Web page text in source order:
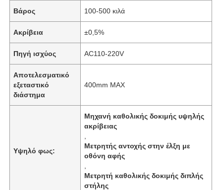
Βάρος 100-500 κιλά
Ακρίβεια ±0,5%
Πηγή ισχύος AC110-220V
Αποτελεσματικό
εξεταστικό
διάστημα
400mm MAX
Υψηλό φως:
Μηχανή καθολικής δοκιμής υψηλής
ακρίβειας
Μετρητής αντοχής στην έλξη με
οθόνη αφής
Μετρητή καθολικής δοκιμής διπλής
στήλης